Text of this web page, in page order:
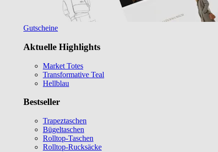
Gutscheine
Aktuelle Highlights
Market Totes
Transformative Teal
Hellblau
Bestseller
Trapeztaschen
Bügeltaschen
Rolltop-Taschen
Rolltop-Rucksäcke